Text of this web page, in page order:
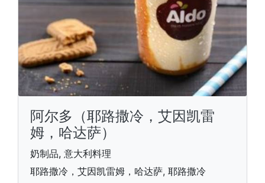
阿尔多（耶路撒冷，艾因凯雷
姆，哈达萨）
奶制品, 意大利料理
耶路撒冷，艾因凯雷姆，哈达萨, 耶路撒冷